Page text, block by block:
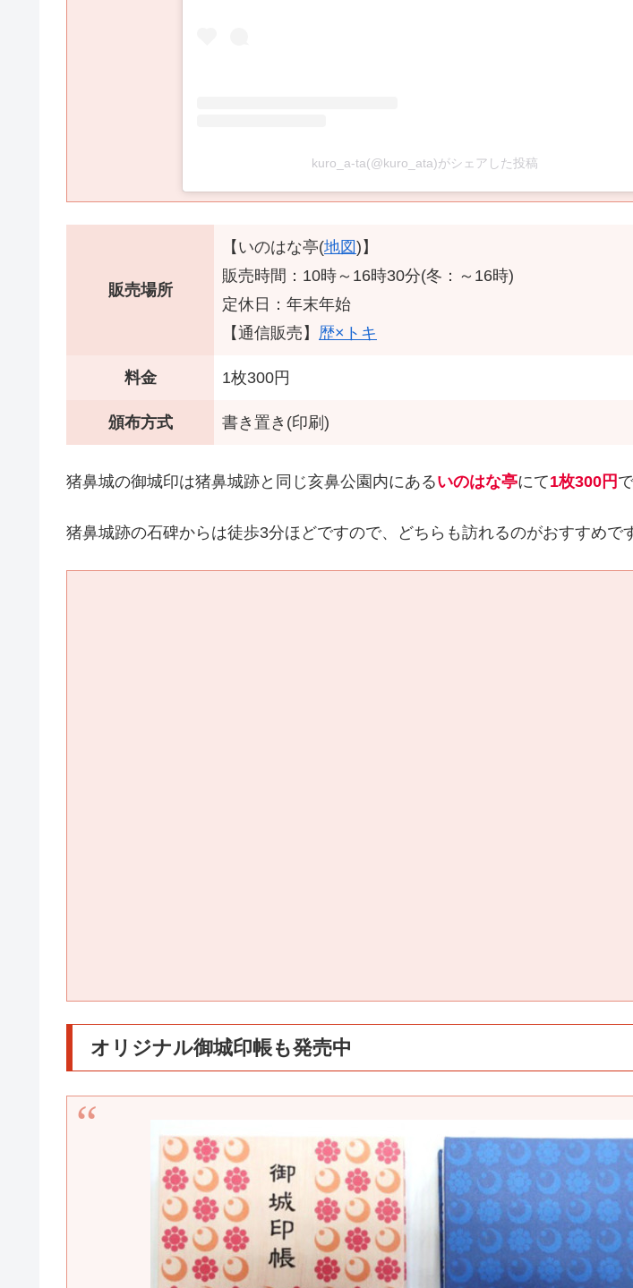
kuro_a-ta(@kuro_ata)がシェアした投稿
販売場所
【いのはな亭(地図)】
販売時間：10時～16時30分(冬：～16時)
定休日：年末年始
【通信販売】 歴×トキ
料金 1枚300円
頒布方式 書き置き(印刷)
猪鼻城の御城印は猪鼻城跡と同じ亥鼻公園内にあるいのはな亭にて1枚300円
猪鼻城跡の石碑からは徒歩3分ほどですので、どちらも訪れるのがおすすめで
オリジナル御城印帳も発売中